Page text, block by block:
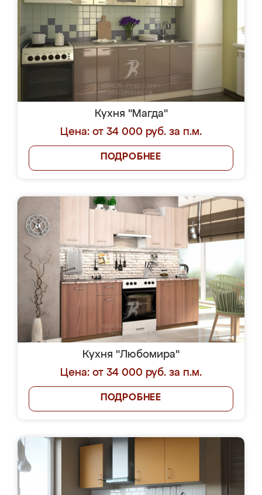
Кухня "Магда"
Цена: от 34 000 руб. за п.м.
ПОДРОБНЕЕ
Кухня "Любомира"
Цена: от 34 000 руб. за п.м.
ПОДРОБНЕЕ